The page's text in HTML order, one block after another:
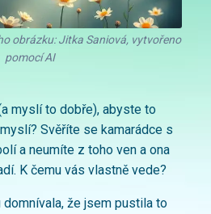
obrázku: Jitka Saniová, vytvořeno
pomocí AI
myslí to dobře), abyste to
Svěříte se kamarádce s
a neumíte z toho ven a ona
K čemu vás vlastně vede?
že jsem pustila to